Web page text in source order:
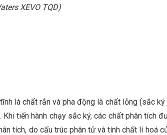
XEVO TQD)
là chất rắn và pha động là chất lỏng (sắc
tiến hành chạy sắc ký, các chất phân tích
tích, do cấu trúc phân tử và tính chất lí hoá